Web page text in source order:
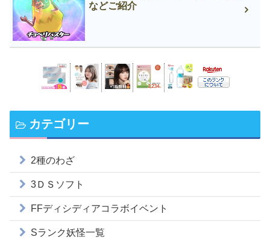
などご紹介
カテゴリー
2種のわざ
3ＤＳソフト
FFディシディアコラボイベント
Sランク妖怪一覧